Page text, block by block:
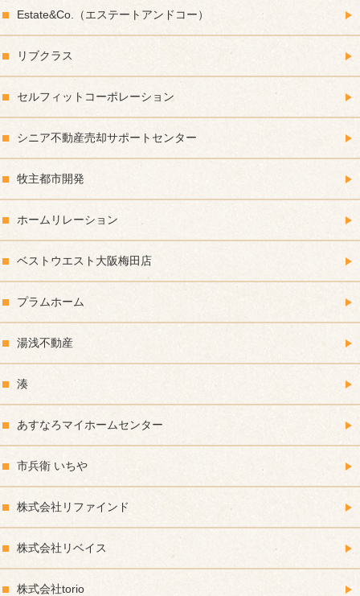
Estate&Co.（エステートアンドコー）
リブクラス
セルフィットコーポレーション
シニア不動産売却サポートセンター
牧主都市開発
ホームリレーション
ベストウエスト大阪梅田店
プラムホーム
湯浅不動産
湊
あすなろマイホームセンター
市兵衛 いちや
株式会社リファインド
株式会社リベイス
株式会社torio